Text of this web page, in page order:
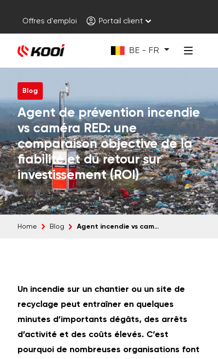
Offres d'emploi Portail client
BE - FR
Blog
Agent de prévention incendie
vs caméra RED: une
comparaison objective de la
fiabilité et du retour sur
investissement (ROI)
Home Blog Agent incendie vs caméra RED: fiabilité et ROI comparés
Un incendie sur un chantier ou un site de
recyclage peut entraîner en quelques
minutes d’importants dégâts, des arrêts
d’activité et des coûts élevés. C’est
pourquoi de nombreuses organisations font